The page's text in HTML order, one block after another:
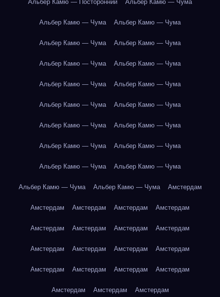
Альбер Камю — Посторонний Альбер Камю — Чума
Альбер Камю — Чума Альбер Камю — Чума
Альбер Камю — Чума Альбер Камю — Чума
Альбер Камю — Чума Альбер Камю — Чума
Альбер Камю — Чума Альбер Камю — Чума
Альбер Камю — Чума Альбер Камю — Чума
Альбер Камю — Чума Альбер Камю — Чума
Альбер Камю — Чума Альбер Камю — Чума
Альбер Камю — Чума Альбер Камю — Чума
Альбер Камю — Чума Альбер Камю — Чума Амстердам
Амстердам Амстердам Амстердам Амстердам
Амстердам Амстердам Амстердам Амстердам
Амстердам Амстердам Амстердам Амстердам
Амстердам Амстердам Амстердам Амстердам
Амстердам Амстердам Амстердам